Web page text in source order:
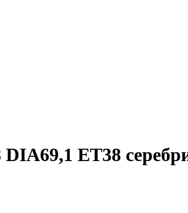
DIA69,1 ET38